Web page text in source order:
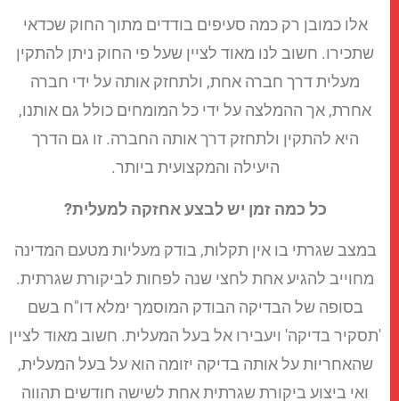
אלו כמובן רק כמה סעיפים בודדים מתוך החוק שכדאי
שתכירו. חשוב לנו מאוד לציין שעל פי החוק ניתן להתקין
מעלית דרך חברה אחת, ולתחזק אותה על ידי חברה
אחרת, אך ההמלצה על ידי כל המומחים כולל גם אותנו,
היא להתקין ולתחזק דרך אותה החברה. זו גם הדרך
היעילה והמקצועית ביותר.
כל כמה זמן יש לבצע אחזקה למעלית?
במצב שגרתי בו אין תקלות, בודק מעליות מטעם המדינה
מחוייב להגיע אחת לחצי שנה לפחות לביקורת שגרתית.
בסופה של הבדיקה הבודק המוסמך ימלא דו"ח בשם
'תסקיר בדיקה' ויעבירו אל בעל המעלית. חשוב מאוד לציין
שהאחריות על אותה בדיקה יזומה הוא על בעל המעלית,
ואי ביצוע ביקורת שגרתית אחת לשישה חודשים תהווה